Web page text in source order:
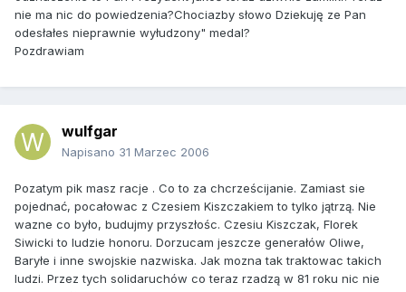
nie ma nic do powiedzenia?Chociazby słowo Dziekuję ze Pan
odesłałes nieprawnie wyłudzony" medal?
Pozdrawiam
wulfgar
Napisano 31 Marzec 2006
Pozatym pik masz racje . Co to za chcrześcijanie. Zamiast sie
pojednać, pocałowac z Czesiem Kiszczakiem to tylko jątrzą. Nie
wazne co było, budujmy przyszłośc. Czesiu Kiszczak, Florek
Siwicki to ludzie honoru. Dorzucam jeszcze generałów Oliwe,
Baryłe i inne swojskie nazwiska. Jak mozna tak traktowac takich
ludzi. Przez tych solidaruchów co teraz rzadzą w 81 roku nic nie